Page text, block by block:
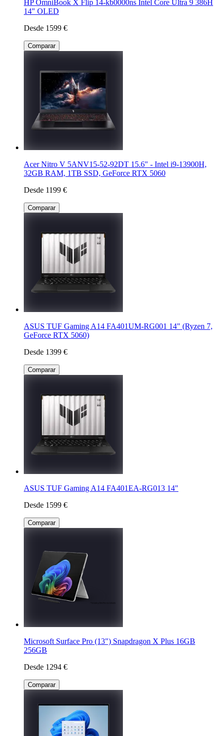
HP OmniBook X Flip 14-kb0000ns Intel Core Ultra 9 386H
14" OLED
Desde 1599 €
Comparar
Acer Nitro V 5ANV15-52-92DT 15.6" - Intel i9-13900H,
32GB RAM, 1TB SSD, GeForce RTX 5060
Desde 1199 €
Comparar
ASUS TUF Gaming A14 FA401UM-RG001 14" (Ryzen 7,
GeForce RTX 5060)
Desde 1399 €
Comparar
ASUS TUF Gaming A14 FA401EA-RG013 14"
Desde 1599 €
Comparar
Microsoft Surface Pro (13") Snapdragon X Plus 16GB
256GB
Desde 1294 €
Comparar